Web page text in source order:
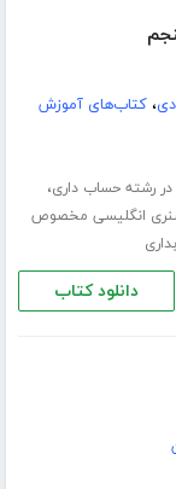
،کتاب‌های آموزش
در رشته حساب داری،
انگلیسی مخصوص
دانلود کتاب